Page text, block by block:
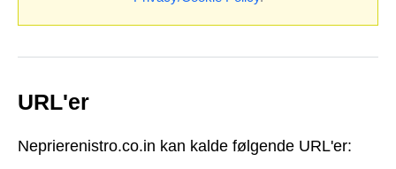
URL'er
Neprierenistro.co.in kan kalde følgende URL'er: